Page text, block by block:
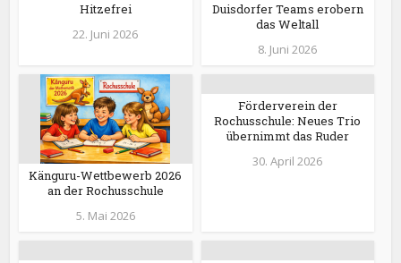
Hitzefrei
22. Juni 2026
Duisdorfer Teams erobern
das Weltall
8. Juni 2026
Känguru-Wettbewerb 2026
an der Rochusschule
5. Mai 2026
Förderverein der
Rochusschule: Neues Trio
übernimmt das Ruder
30. April 2026